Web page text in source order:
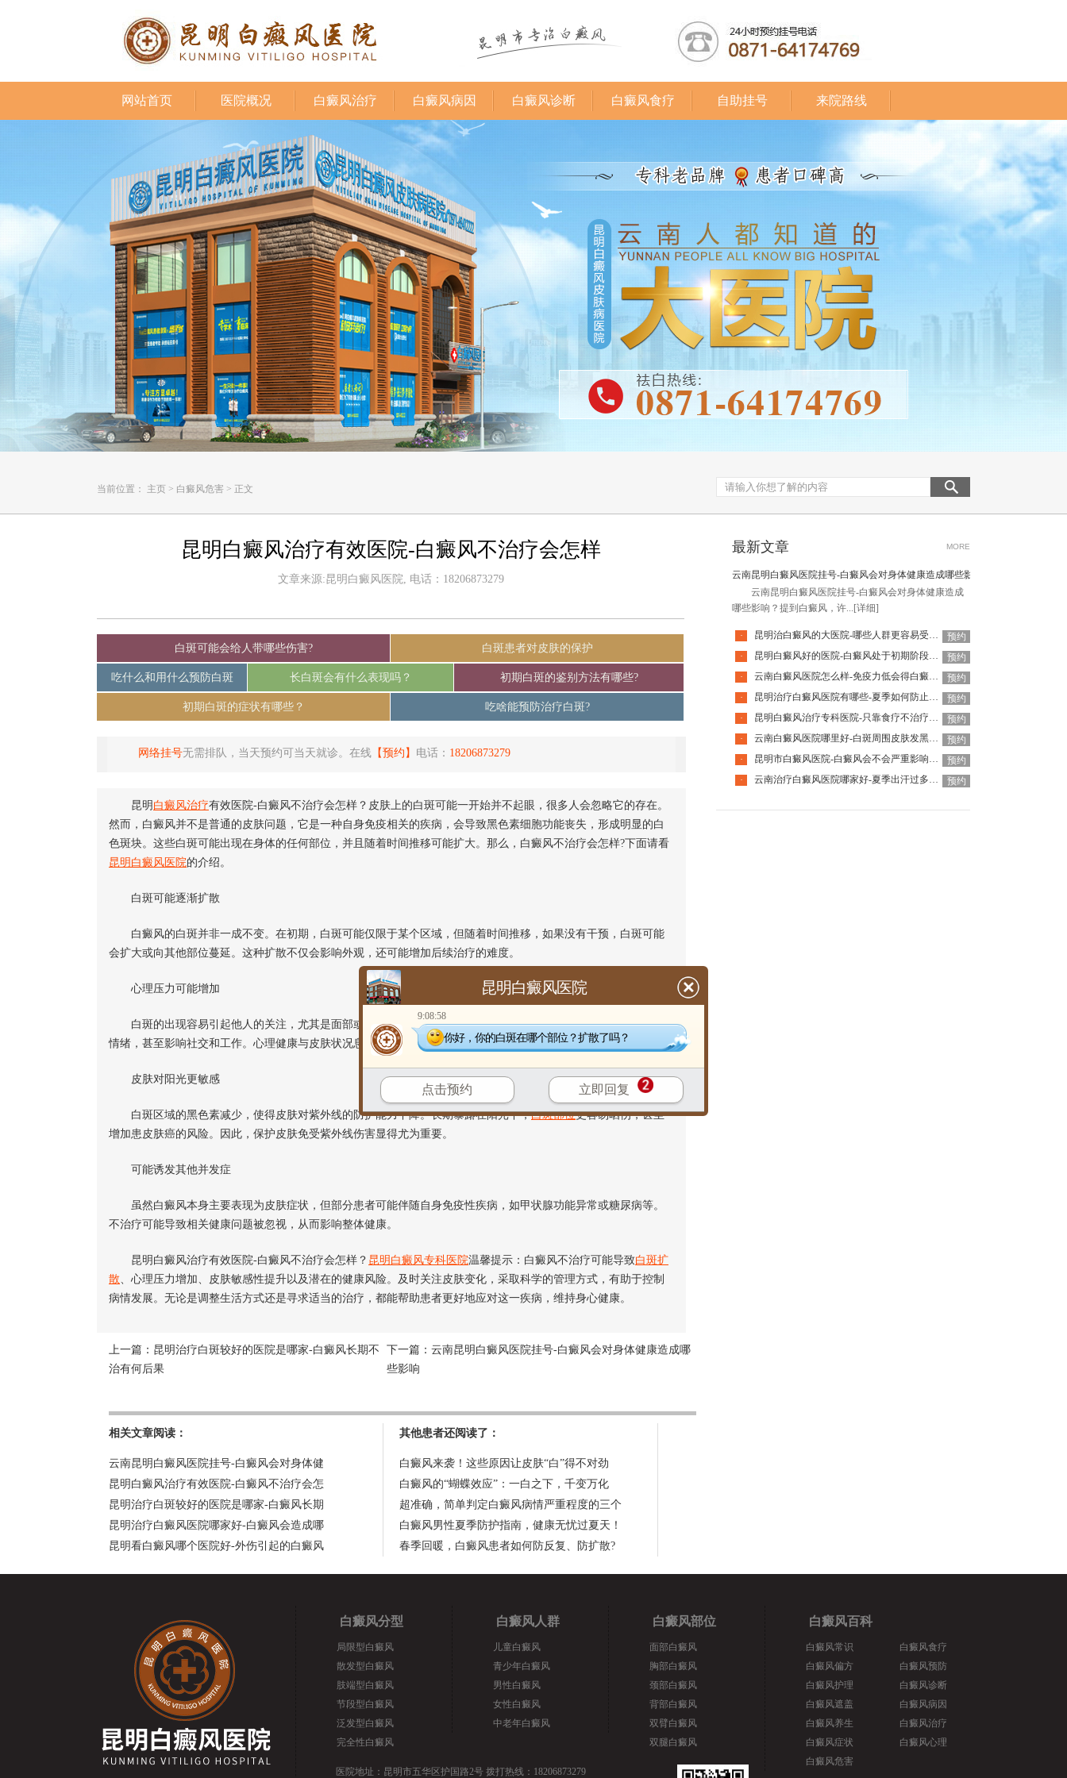
网站首页 医院概况 白癜风治疗 白癜风病因 白癜风诊断 白癜风食疗 自助挂号 来院路线
当前位置： 主页 > 白癜风危害 > 正文
昆明白癜风治疗有效医院-白癜风不治疗会怎样
文章来源:昆明白癜风医院, 电话：18206873279
白斑可能会给人带哪些伤害? 白斑患者对皮肤的保护
吃什么和用什么预防白斑 长白斑会有什么表现吗？ 初期白斑的鉴别方法有哪些?
初期白斑的症状有哪些？ 吃啥能预防治疗白斑?
网络挂号无需排队，当天预约可当天就诊。在线 【预约】 电话： 18206873279
昆明 白癜风治疗有效医院-白癜风不治疗会怎样？皮肤上的白斑可能一开始并不起眼，很多人会忽略它的存在。
然而，白癜风并不是普通的皮肤问题，它是一种自身免疫相关的疾病，会导致黑色素细胞功能丧失，形成明显的白
色斑块。这些白斑可能出现在身体的任何部位，并且随着时间推移可能扩大。那么，白癜风不治疗会怎样?下面请看
昆明白癜风医院的介绍。
白斑可能逐渐扩散
白癜风的白斑并非一成不变。在初期，白斑可能仅限于某个区域，但随着时间推移，如果没有干预，白斑可能
会扩大或向其他部位蔓延。这种扩散不仅会影响外观，还可能增加后续治疗的难度。
心理压力可能增加
白斑的出现容易引起他人的关注，尤其是面部或暴露部位的病变。长期不治疗可能导致患者产生自卑、焦虑等
情绪，甚至影响社交和工作。心理健康与皮肤状况息息相关，忽视疾病可能加剧心理负担。
皮肤对阳光更敏感
白斑区域的黑色素减少，使得皮肤对紫外线的防护能力下降。长期暴露在阳光下，白斑部位更容易晒伤，甚至
增加患皮肤癌的风险。因此，保护皮肤免受紫外线伤害显得尤为重要。
可能诱发其他并发症
虽然白癜风本身主要表现为皮肤症状，但部分患者可能伴随自身免疫性疾病，如甲状腺功能异常或糖尿病等。
不治疗可能导致相关健康问题被忽视，从而影响整体健康。
昆明白癜风治疗有效医院-白癜风不治疗会怎样？ 昆明白癜风专科医院温馨提示：白癜风不治疗可能导致白斑扩
散、心理压力增加、皮肤敏感性提升以及潜在的健康风险。及时关注皮肤变化，采取科学的管理方式，有助于控制
病情发展。无论是调整生活方式还是寻求适当的治疗，都能帮助患者更好地应对这一疾病，维持身心健康。
上一篇： 昆明治疗白斑较好的医院是哪家-白癜风长期不
治有何后果
下一篇： 云南昆明白癜风医院挂号-白癜风会对身体健康造成哪
些影响
相关文章阅读：
云南昆明白癜风医院挂号-白癜风会对身体健
昆明白癜风治疗有效医院-白癜风不治疗会怎
昆明治疗白斑较好的医院是哪家-白癜风长期
昆明治疗白癜风医院哪家好-白癜风会造成哪
昆明看白癜风哪个医院好-外伤引起的白癜风
其他患者还阅读了：
白癜风来袭！这些原因让皮肤“白”得不对劲
白癜风的“蝴蝶效应”：一白之下，千变万化
超准确，简单判定白癜风病情严重程度的三个
白癜风男性夏季防护指南，健康无忧过夏天！
春季回暖，白癜风患者如何防反复、防扩散?
最新文章 MORE
云南昆明白癜风医院挂号-白癜风会对身体健康造成哪些影响
云南昆明白癜风医院挂号-白癜风会对身体健康造成
哪些影响？提到白癜风，许... [详细]
· 昆明治白癜风的大医院-哪些人群更容易受到白癜风的困扰
预约
·
昆明白癜风好的医院-白癜风处于初期阶段时该怎样科学应对
预约
·
云南白癜风医院怎么样-免疫力低会得白癜风吗
预约
·
昆明治疗白癜风医院有哪些-夏季如何防止白癜风再次复发
预约
·
昆明白癜风治疗专科医院-只靠食疗不治疗能让白癜风慢慢恢复吗
预约
·
云南白癜风医院哪里好-白斑周围皮肤发黑是好转还是刺激反应
预约
·
昆明市白癜风医院-白癜风会不会严重影响患者身心健康呢
预约
·
云南治疗白癜风医院哪家好-夏季出汗过多会刺激白癜风扩散吗 预约
白癜风分型
局限型白癜风
散发型白癜风
肢端型白癜风
节段型白癜风
泛发型白癜风
完全性白癜风
白癜风人群
儿童白癜风
青少年白癜风
男性白癜风
女性白癜风
中老年白癜风
白癜风部位
面部白癜风
胸部白癜风
颈部白癜风
背部白癜风
双臂白癜风
双腿白癜风
白癜风百科
白癜风常识
白癜风偏方
白癜风护理
白癜风遮盖
白癜风养生
白癜风症状
白癜风危害
白癜风食疗
白癜风预防
白癜风诊断
白癜风病因
白癜风治疗
白癜风心理
医院地址：昆明市五华区护国路2号 拨打热线：18206873279
昆明白癜风医院
9:08:58
你好，你的白斑在哪个部位？扩散了吗？
点击预约 立即回复